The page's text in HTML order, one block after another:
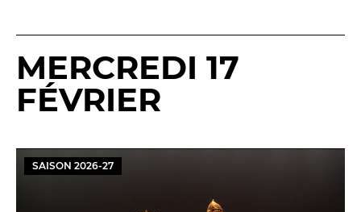
MERCREDI 17
FÉVRIER
SAISON 2026-27